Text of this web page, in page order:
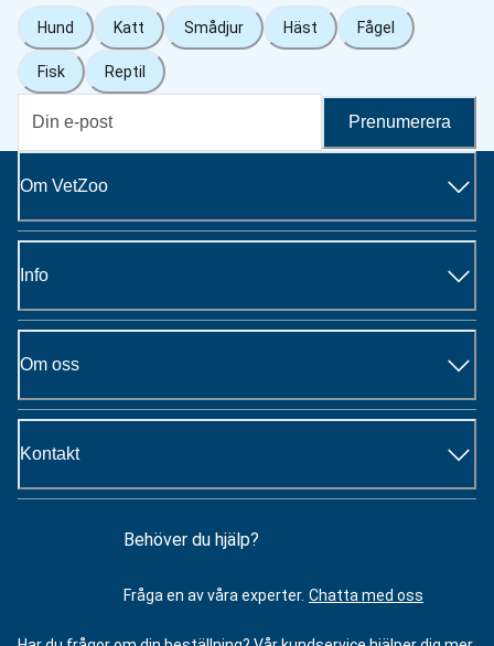
Hund Katt Smådjur Häst Fågel
Fisk Reptil
Prenumerera
Om VetZoo
Info
Om oss
Kontakt
Behöver du hjälp?
Fråga en av våra experter. Chatta med oss